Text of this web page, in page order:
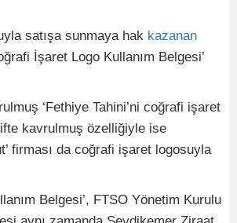
satışa sunmaya hak kazanan
İşaret Logo Kullanım Belgesi’
‘Fethiye Tahini’ni coğrafi işaret
kavrulmuş özelliğiyle ise
firması da coğrafi işaret logosuyla
Belgesi’, FTSO Yönetim Kurulu